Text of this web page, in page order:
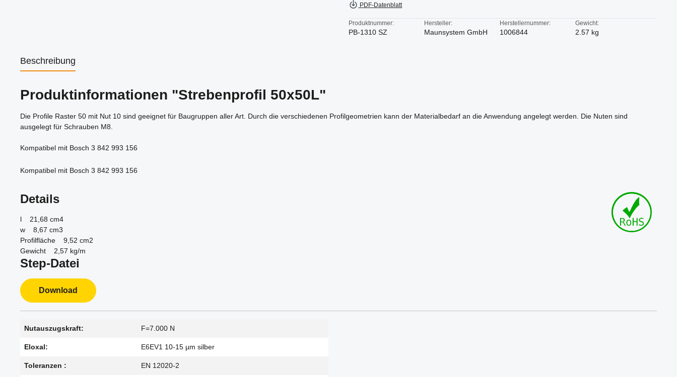
PDF-Datenblatt
Produktnummer:
PB-1310 SZ
Hersteller:
Maunsystem GmbH
Herstellernummer:
1006844
Gewicht:
2.57 kg
Beschreibung
Produktinformationen "Strebenprofil 50x50L"
Die Profile Raster 50 mit Nut 10 sind geeignet für Baugruppen aller Art. Durch die verschiedenen Profilgeometrien kann der Materialbedarf an die Anwendung angelegt werden. Die Nuten sind
ausgelegt für Schrauben M8.
Kompatibel mit Bosch 3 842 993 156
Kompatibel mit Bosch 3 842 993 156
Details
l 21,68 cm4
w 8,67 cm3
Profilfläche 9,52 cm2
Gewicht 2,57 kg/m
Step-Datei
Download
Nutauszugskraft: F=7.000 N
Eloxal: E6EV1 10-15 µm silber
Toleranzen : EN 12020-2